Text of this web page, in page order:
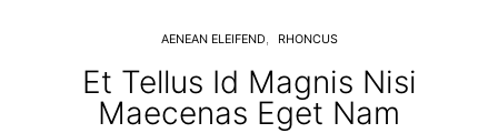
AENEAN ELEIFEND RHONCUS
Et Tellus Id Magnis Nisi
Maecenas Eget Nam